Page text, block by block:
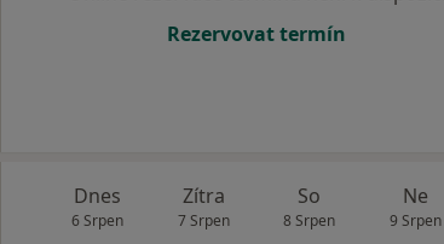
Rezervovat termín
Dnes
6 Srpen
Zítra
7 Srpen
So
8 Srpen
Ne
9 Srpen